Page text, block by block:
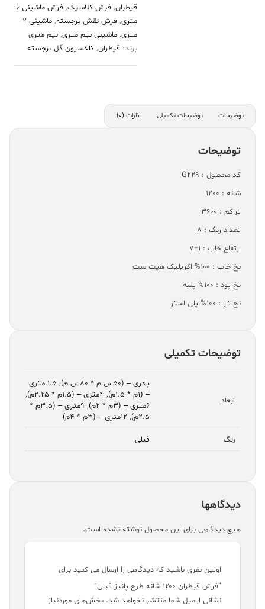
قیطران, فرش کلاسیک,
فرش ماشینی 6
متری, فرش نقش برجسته,
ماشینی 2
متری, ماشینی نیم متری, نیم متری
برند: قیطران, کلکسیون گل برجسته
توضیحات توضیحات تکمیلی نظرات (0)
توضیحات
کد محصول : G229
شانه : 1200
تراکم : 3600
تعداد رنگ : 8
ارتفاع خاب : 1±7
نخ خاب : 100% اکریلیک هیت ست
نخ پود : 100% پنبه
نخ تار : 100% پلی استر
توضیحات تکمیلی
ابعاد
پادری – (۵۰س.م * ۸۰س.م) ,
۱.۵ متری
– (۱م * ۱.۵م)
, ۴متری – (۱.۵م * ۲.۲۵م)
,
۶متری – (۳م * ۲م)
,
۹متری – (۳.۵م *
۲.۵م)
, ۱۲متری – (۳م * ۴م)
رنگ فیلی
دیدگاهها
هیچ دیدگاهی برای این محصول نوشته نشده است.
اولین نفری باشید که دیدگاهی را ارسال می کنید برای
“فرش قیطران ۱۲۰۰ شانه طرح پانیز فیلی”
نشانی ایمیل شما منتشر نخواهد شد. بخش‌های موردنیاز